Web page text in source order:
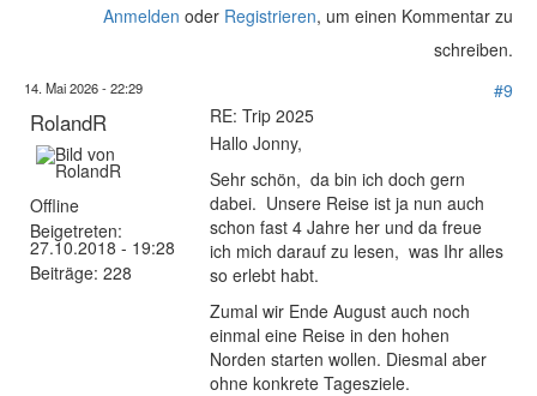
Anmelden oder Registrieren, um einen Kommentar zu
schreiben.
14. Mai 2026 - 22:29 #9
RolandR
Offline
Beigetreten:
27.10.2018 - 19:28
Beiträge: 228
RE: Trip 2025
Hallo Jonny,
Sehr schön, da bin ich doch gern
dabei. Unsere Reise ist ja nun auch
schon fast 4 Jahre her und da freue
ich mich darauf zu lesen, was Ihr alles
so erlebt habt.
Zumal wir Ende August auch noch
einmal eine Reise in den hohen
Norden starten wollen. Diesmal aber
ohne konkrete Tagesziele.